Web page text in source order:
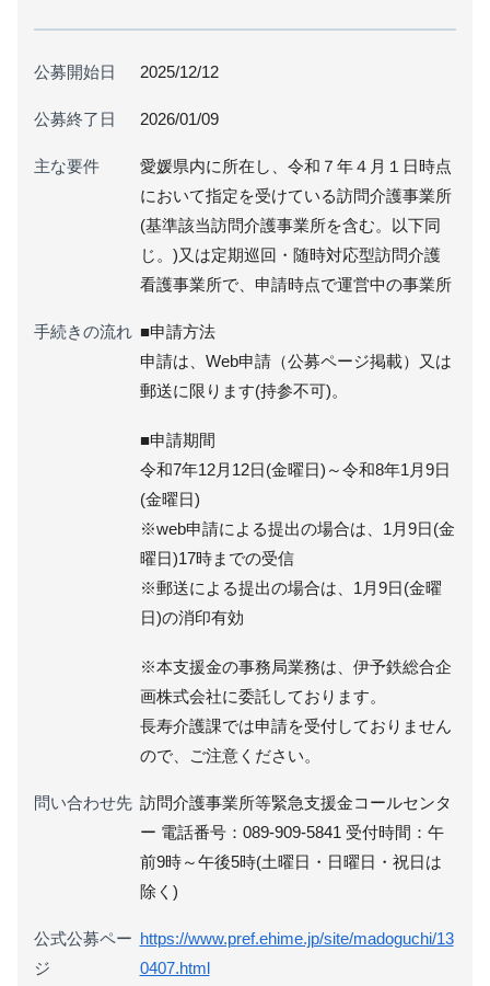
公募開始日 2025/12/12
公募終了日 2026/01/09
主な要件
愛媛県内に所在し、令和７年４月１日時点
において指定を受けている訪問介護事業所
(基準該当訪問介護事業所を含む。以下同
じ。)又は定期巡回・随時対応型訪問介護
看護事業所で、申請時点で運営中の事業所
手続きの流れ ■申請方法
申請は、Web申請（公募ページ掲載）又は
郵送に限ります(持参不可)。
■申請期間
令和7年12月12日(金曜日)～令和8年1月9日
(金曜日)
※web申請による提出の場合は、1月9日(金
曜日)17時までの受信
※郵送による提出の場合は、1月9日(金曜
日)の消印有効
※本支援金の事務局業務は、伊予鉄総合企
画株式会社に委託しております。
長寿介護課では申請を受付しておりません
ので、ご注意ください。
問い合わせ先 訪問介護事業所等緊急支援金コールセンタ
ー 電話番号：089-909-5841 受付時間：午
前9時～午後5時(土曜日・日曜日・祝日は
除く)
公式公募ペー
ジ
https://www.pref.ehime.jp/site/madoguchi/13
0407.html